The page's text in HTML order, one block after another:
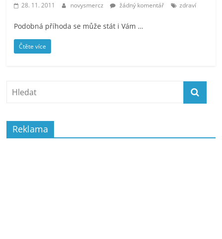
28. 11. 2011 novysmercz žádný komentář zdraví
Podobná příhoda se může stát i Vám …
Čtěte více
Reklama